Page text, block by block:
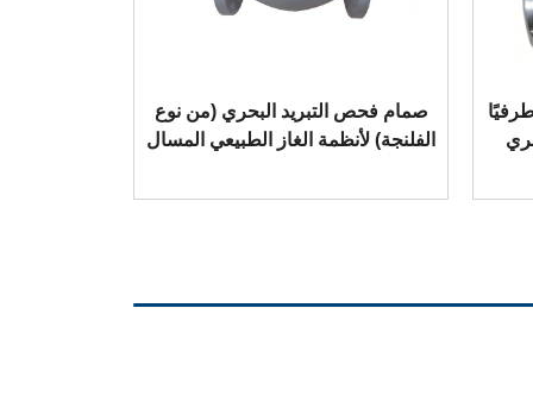
صمام فحص التبريد البحري (من نوع
الفلنجة) لأنظمة الغاز الطبيعي المسال